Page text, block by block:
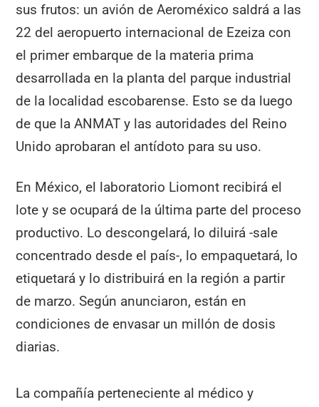
sus frutos: un avión de Aeroméxico saldrá a las
22 del aeropuerto internacional de Ezeiza con
el primer embarque de la materia prima
desarrollada en la planta del parque industrial
de la localidad escobarense. Esto se da luego
de que la ANMAT y las autoridades del Reino
Unido aprobaran el antídoto para su uso.
En México, el laboratorio Liomont recibirá el
lote y se ocupará de la última parte del proceso
productivo. Lo descongelará, lo diluirá -sale
concentrado desde el país-, lo empaquetará, lo
etiquetará y lo distribuirá en la región a partir
de marzo. Según anunciaron, están en
condiciones de envasar un millón de dosis
diarias.
La compañía perteneciente al médico y